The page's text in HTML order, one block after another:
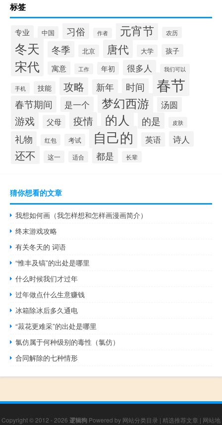
标签
专业 中国 习俗 作者 元宵节 农历
冬天 冬季 北京 唐代 大学 孩子
宋代 寓意 工作 年初 很多人 我们可以
手机 技能 攻略 新年 时间 春节
春节期间 是一个 梦幻西游 汤圆
游戏 父母 疫情 的人 的是 皮肤
礼物 红包 考试 自己的 英语 诗人
还不 这一 适合 都是 长辈
猜你想看的文章
我想如何画（我怎样想和怎样画漫画简介）
终末游戏攻略
有关冬天的 词语
“惟丰及镐”的出处是哪里
什么时候我们才过年
过年做点什么生意赚钱
冰箱除冰后多久通电
“菽花更难采”的出处是哪里
氯仿属于何种级别的毒性（氯仿）
合同解除的七种情形
Copyright © 2012 - 2026 逻辑狗 Powered by 网站分类目录 | 精选推荐文章 | 网站地